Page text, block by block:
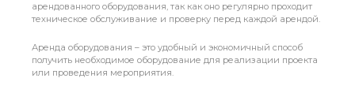
арендованного оборудования, так как оно регулярно проходит
техническое обслуживание и проверку перед каждой арендой.
Аренда оборудования – это удобный и экономичный способ
получить необходимое оборудование для реализации проекта
или проведения мероприятия.